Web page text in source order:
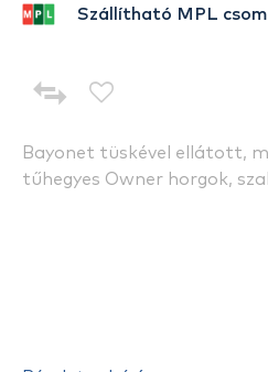
Bayonet tüskével ellátott,
tűhegyes Owner horgok,
Szállítható MPL